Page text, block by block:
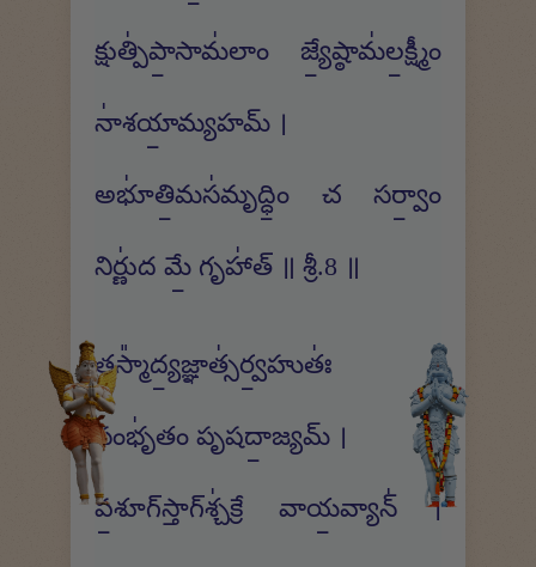
క్షుత్పి॑పా॒సామ॑లాం జ్యే॒ష్ఠామ॑ల॒క్ష్మీం
నా॑శయా॒మ్యహమ్ ।
అభూ॑తి॒మస॑మృద్ధిం॒ చ సర్వాం॒
నిర్ణు॑ద మే॒ గృహా॑త్ ॥ శ్రీ.8 ॥
తస్మా᳚ద్య॒జ్ఞాత్స॑ర్వ॒హుతః॑ ।
సంభృ॑తం పృషదా॒జ్యమ్ ।
ప॒శూగ్‍స్తాగ్‍శ్చ॑క్రే వాయ॒వ్యాన్॑ ।